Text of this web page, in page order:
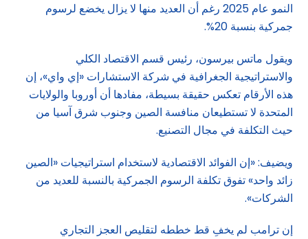
النمو عام 2025 رغم أن العديد منها لا يزال يخضع لرسوم
جمركية بنسبة 20%.
ويقول ماتس بيرسون، رئيس قسم الاقتصاد الكلي
والاستراتيجية الجغرافية في شركة الاستشارات «إي واي»، إن
هذه الأرقام تعكس حقيقة بسيطة، مفادها أن أوروبا والولايات
المتحدة لا تستطيعان منافسة الصين وجنوب شرق آسيا من
حيث التكلفة في مجال التصنيع.
ويضيف: «إن الفوائد الاقتصادية لاستخدام استراتيجيات «الصين
زائد واحد» تفوق تكلفة الرسوم الجمركية بالنسبة للعديد من
الشركات».
إن ترامب لم يخفِ قط خططه لتقليص العجز التجاري